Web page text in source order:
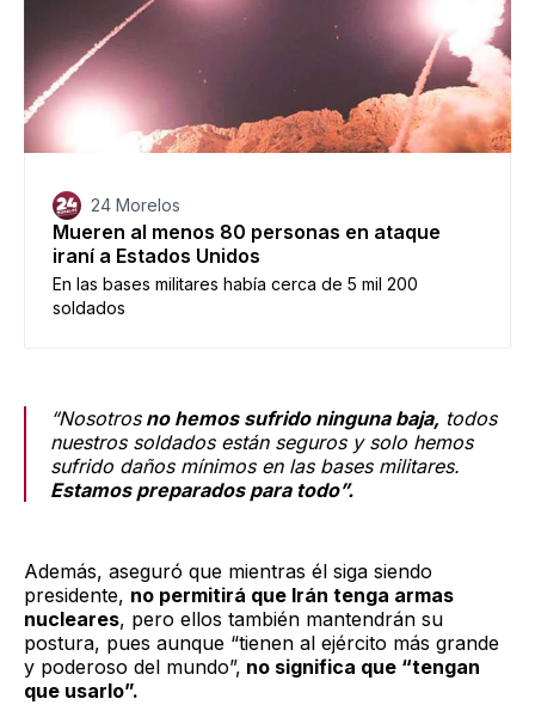
24 Morelos
Mueren al menos 80 personas en ataque
iraní a Estados Unidos
En las bases militares había cerca de 5 mil 200
soldados
“Nosotrosno hemos sufrido ninguna baja, todos
nuestros soldados están seguros y solo hemos
sufrido daños mínimos en las bases militares.
Estamos preparados para todo”.
Además, aseguró que mientras él siga siendo
presidente, no permitirá que Irán tenga armas
nucleares, pero ellos también mantendrán su
postura, pues aunque “tienen al ejército más grande
y poderoso del mundo”, no significa que “tengan
que usarlo”.